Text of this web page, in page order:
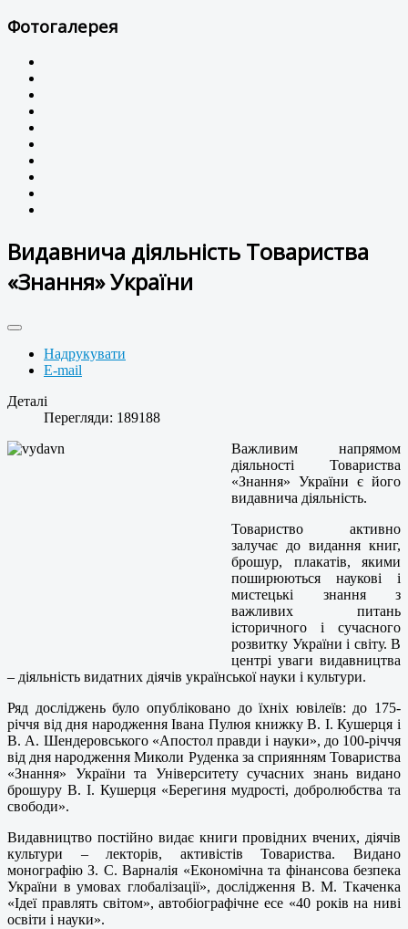
Фотогалерея
Видавнича діяльність Товариства
«Знання» України
Надрукувати
E-mail
Деталі
Перегляди: 189188
Важливим напрямом
діяльності Товариства
«Знання» України є його
видавнича діяльність.
Товариство активно
залучає до видання книг,
брошур, плакатів, якими
поширюються наукові і
мистецькі знання з
важливих питань
історичного і сучасного
розвитку України і світу. В
центрі уваги видавництва
– діяльність видатних діячів української науки і культури.
Ряд досліджень було опубліковано до їхніх ювілеїв: до 175-
річчя від дня народження Івана Пулюя книжку В. І. Кушерця і
В. А. Шендеровського «Апостол правди і науки», до 100-річчя
від дня народження Миколи Руденка за сприянням Товариства
«Знання» України та Університету сучасних знань видано
брошуру В. І. Кушерця «Берегиня мудрості, добролюбства та
свободи».
Видавництво постійно видає книги провідних вчених, діячів
культури – лекторів, активістів Товариства. Видано
монографію З. С. Варналія «Економічна та фінансова безпека
України в умовах глобалізації», дослідження В. М. Ткаченка
«Ідеї правлять світом», автобіографічне есе «40 років на ниві
освіти і науки».